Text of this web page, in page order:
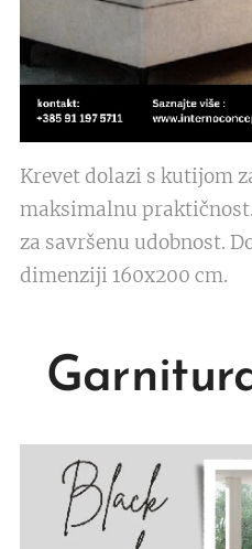
Krevet dolazi s kutijom
maksimalnu
za savršenu udobnost.
dimenziji 160x200 cm.